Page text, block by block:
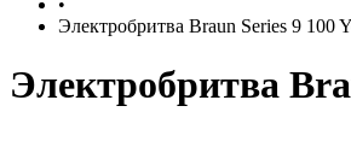
•
Электробритва Braun Series 9 100
Электробритва